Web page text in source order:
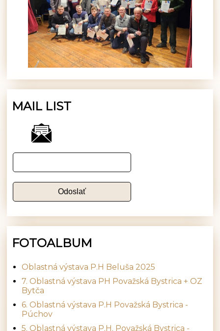
MAIL LIST
FOTOALBUM
Oblastná výstava P.H Beluša 2025
7. Oblastná výstava PH Považská Bystrica + OZ
Bytča
6. Oblastná výstava P.H Považská Bystrica -
Púchov
5. Oblastná výstava P.H. Považská Bystrica -